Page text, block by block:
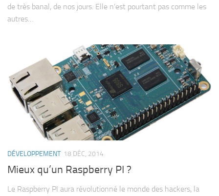
de très banal, de nos jours. Elle n’est pourtant pas comme les
autres…
DÉVELOPPEMENT 18 DÉC, 2014
Mieux qu’un Raspberry PI ?
Le Raspberry PI aura révolutionné le monde des hackers, la